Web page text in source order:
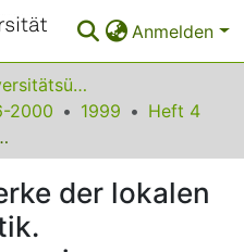
Anmelden
Fach- und Universitätsübergreifendes
2000 1999
Heft 4
edition sigma, 1997, ISBN 3-89404-446-2, 241 S., DM 39,-
der lokalen